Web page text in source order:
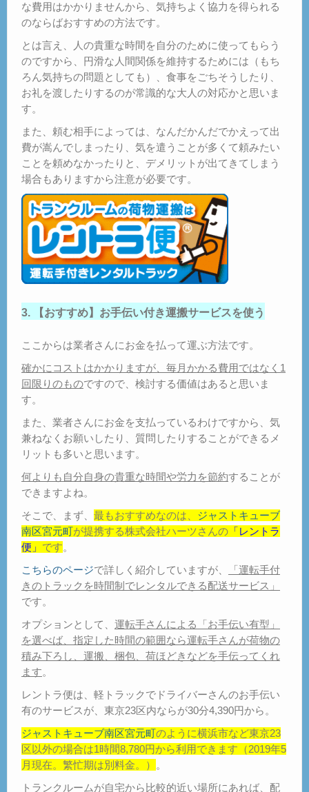
な費用はかかりませんから、気持ちよく協力を得られる
のならばおすすめの方法です。
とは言え、人の貴重な時間を自分のために使ってもらう
のですから、円滑な人間関係を維持するためには（もち
ろん気持ちの問題としても）、食事をごちそうしたり、
お礼を渡したりするのが常識的な大人の対応かと思いま
す。
また、頼む相手によっては、なんだかんだでかえって出
費が嵩んでしまったり、気を遣うことが多くて頼みたい
ことを頼めなかったりと、デメリットが出てきてしまう
場合もありますから注意が必要です。
3. 【おすすめ】お手伝い付き運搬サービスを使う
ここからは業者さんにお金を払って運ぶ方法です。
確かにコストはかかりますが、毎月かかる費用ではなく1
回限りのものですので、検討する価値はあると思いま
す。
また、業者さんにお金を支払っているわけですから、気
兼ねなくお願いしたり、質問したりすることができるメ
リットも多いと思います。
何よりも自分自身の貴重な時間や労力を節約することが
できますよね。
そこで、まず、 最もおすすめなのは、 ジャストキューブ
南区宮元町が提携する株式会社ハーツさんの 「レントラ
便」 です。
こちらのページで詳しく紹介していますが、
「運転手付
きのトラックを時間制でレンタルできる配送サービス」
です。
オプションとして、 運転手さんによる「お手伝い有型」
を選べば、指定した時間の範囲なら運転手さんが荷物の
積み下ろし、運搬、梱包、荷ほどきなどを手伝ってくれ
ます。
レントラ便は、軽トラックでドライバーさんのお手伝い
有のサービスが、東京23区内ならが30分4,390円から。
ジャストキューブ南区宮元町のように横浜市など東京23
区以外の場合は1時間8,780円から利用できます（2019年5
月現在。繁忙期は別料金。） 。
トランクルームが自宅から比較的近い場所にあれば、配